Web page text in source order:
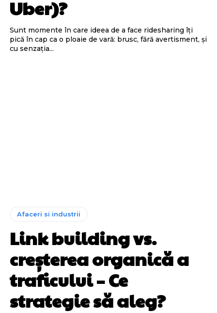
Uber)?
Sunt momente în care ideea de a face ridesharing îți
pică în cap ca o ploaie de vară: brusc, fără avertisment, și
cu senzația...
Afaceri si industrii
Link building vs.
creșterea organică a
traficului – Ce
strategie să aleg?